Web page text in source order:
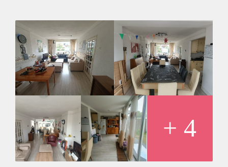
kale huur en € 100,00 per maand
gas/elektra/water, internet en belastingen). Gelegen aan de
voorzijde op de tweede verdieping, voorzien van een
laminaatvloer. Het betreft een jaarcontract.
Inclusief gebruik gezamenlijke ruimte >50 m2 (hele begane
grond) en tuin met schuurtje voor fietsen.
Binnen de ring van Den Bosch (± 10 min. van het centrum in
Kijkavond is op donderdag
Graag bericht als je wilt komen kijken.
+ 4